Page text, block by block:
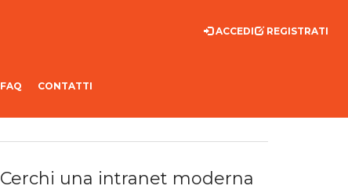
FAQ CONTATTI
REGISTRATI
ACCEDI
Cerchi una intranet moderna